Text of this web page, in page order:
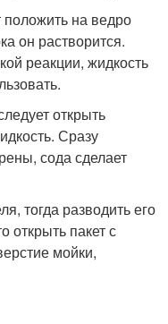
положить на ведро
он растворится.
реакции, жидкость
открыть
Сразу
сода сделает
тогда разводить его
открыть пакет с
мойки,